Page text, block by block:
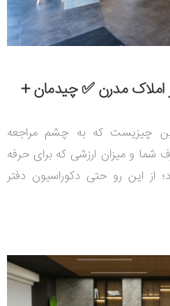
املاک مدرن ✅ چیدمان +
چیزیست که به چشم مراجعه
شما و میزان ارزشی که برای حرفه
از این رو حتی دکوراسیون دفتر